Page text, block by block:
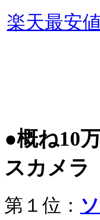
楽天最安
●概ね10
スカメラ
第１位：